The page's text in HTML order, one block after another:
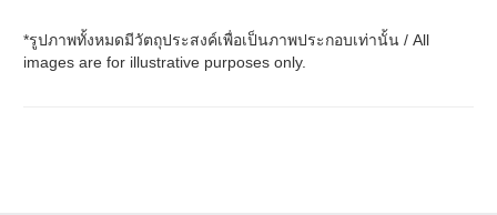
*รูปภาพทั้งหมดมีวัตถุประสงค์เพื่อเป็นภาพประกอบเท่านั้น / All
images are for illustrative purposes only.